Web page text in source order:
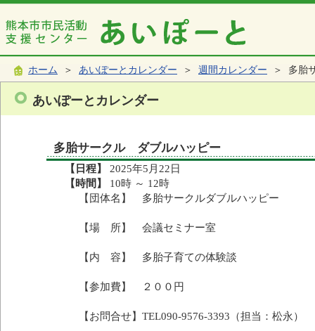
ホーム ＞ あいぽーとカレンダー ＞ 週間カレンダー ＞ 多胎
あいぽーとカレンダー
多胎サークル ダブルハッピー
【日程】
2025年5月22日
【時間】
10時 ～ 12時
【団体名】 多胎サークルダブルハッピー
【場 所】 会議セミナー室
【内 容】 多胎子育ての体験談
【参加費】 ２００円
【お問合せ】TEL090-9576-3393（担当：松永）